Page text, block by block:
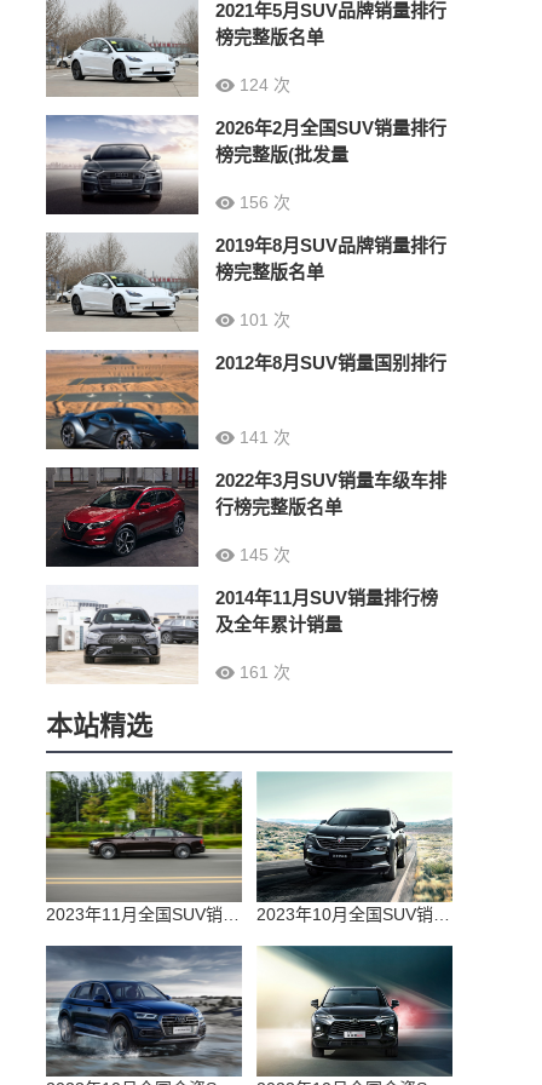
2021年5月SUV品牌销量排行
榜完整版名单
124 次
2026年2月全国SUV销量排行
榜完整版(批发量
156 次
2019年8月SUV品牌销量排行
榜完整版名单
101 次
2012年8月SUV销量国别排行
141 次
2022年3月SUV销量车级车排
行榜完整版名单
145 次
2014年11月SUV销量排行榜
及全年累计销量
161 次
本站精选